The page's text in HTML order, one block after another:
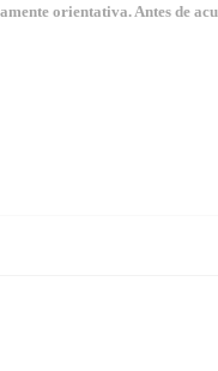
orientativa. Antes de